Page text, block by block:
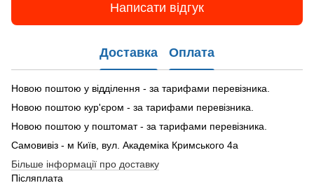
Написати відгук
Доставка Оплата
Новою поштою у відділення - за тарифами перевізника.
Новою поштою кур'єром - за тарифами перевізника.
Новою поштою у поштомат - за тарифами перевізника.
Самовивіз - м Київ, вул. Академіка Кримського 4а
Більше інформації про доставку
Післяплата